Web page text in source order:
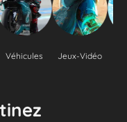
Véhicules Jeux-Vidéo